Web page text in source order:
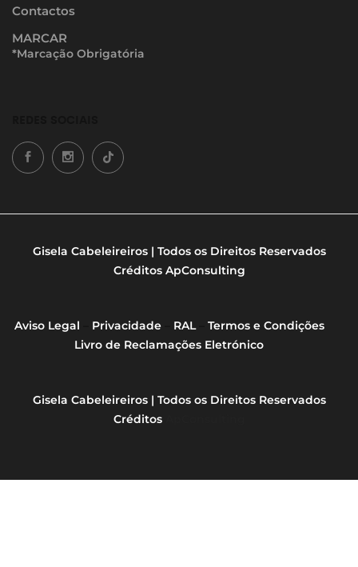
Contactos
MARCAR
*Marcação Obrigatória
Gisela Cabeleireiros | Todos os Direitos Reservados
Créditos ApConsulting
Aviso Legal Privacidade– RAL– Termos e Condições
Livro de Reclamações Eletrónico
Gisela Cabeleireiros | Todos os Direitos Reservados
Créditos